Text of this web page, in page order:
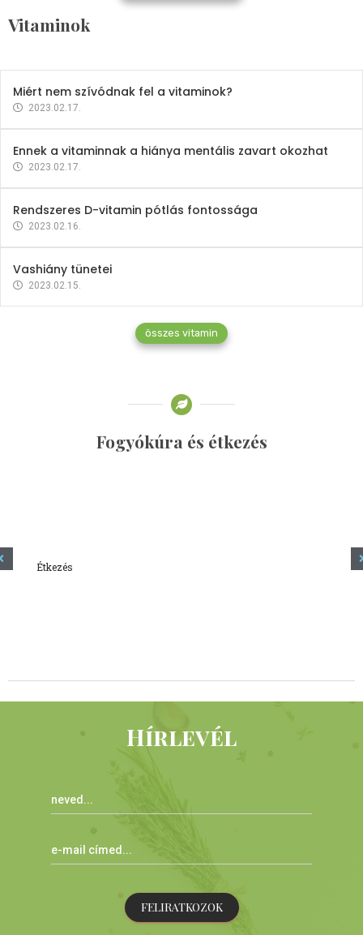
Vitaminok
Mindent a B-12 vitaminról
2023.02.27.
Miért nem szívódnak fel a vitaminok?
2023.02.17.
Ennek a vitaminnak a hiánya mentális zavart okozhat
2023.02.17.
Rendszeres D-vitamin pótlás fontossága
2023.02.16.
Vashiány tünetei
2023.02.15.
összes vitamin
Fogyókúra és étkezés
Étkezés
Hírlevél
FELIRATKOZOK